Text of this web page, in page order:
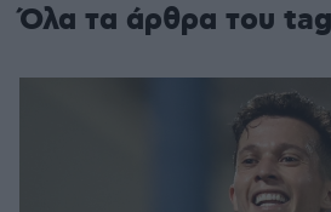
Όλα τα άρθρα του